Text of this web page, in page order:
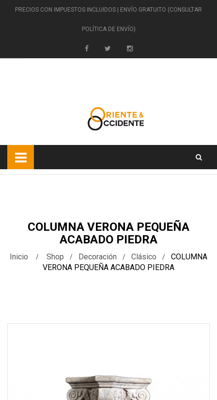
PRECIOS CON IMPUESTOS INCLUIDOS | ENVÍO GRATUITO (CONSULTAR
POLÍTICA DE ENVÍO)
COLUMNA VERONA PEQUEÑA
ACABADO PIEDRA
Inicio Shop Decoración Clásico
COLUMNA
VERONA PEQUEÑA ACABADO PIEDRA